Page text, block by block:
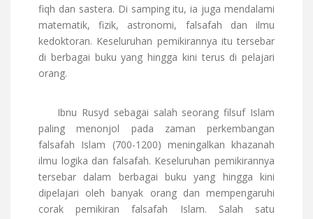
fiqh dan sastera. Di samping itu, ia juga mendalami
matematik, fizik, astronomi, falsafah dan ilmu
kedoktoran. Keseluruhan pemikirannya itu tersebar
di berbagai buku yang hingga kini terus di pelajari
orang.
Ibnu Rusyd sebagai salah seorang filsuf Islam
paling menonjol pada zaman perkembangan
falsafah Islam (700-1200) meningalkan khazanah
ilmu logika dan falsafah. Keseluruhan pemikirannya
tersebar dalam berbagai buku yang hingga kini
dipelajari oleh banyak orang dan mempengaruhi
corak pemikiran falsafah Islam. Salah satu